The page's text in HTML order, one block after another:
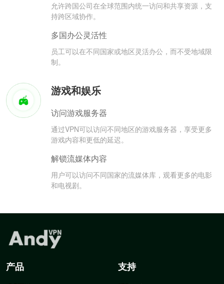
允许跨国公司在全球范围内统一访问和共享资源，支
持跨区域协作。
多国办公灵活性
员工可以在不同国家或地区灵活办公，而不受地域限
制。
游戏和娱乐
访问游戏服务器
通过VPN可以访问不同地区的游戏服务器，享受更多
游戏内容和更低的延迟。
解锁流媒体内容
用户可以访问不同国家的流媒体库，观看更多的电影
和电视剧。
产品 支持